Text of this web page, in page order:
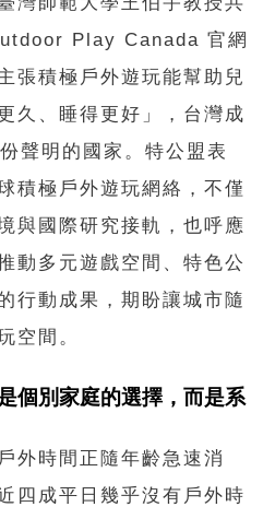
Play Canada 官網
張積極戶外遊玩能幫助兒
久、睡得更好」，台灣成
聲明的國家。特公盟表
積極戶外遊玩網絡，不僅
與國際研究接軌，也呼應
動多元遊戲空間、特色公
行動成果，期盼讓城市隨
空間。
個別家庭的選擇，而是系
外時間正隨年齡急速消
四成平日幾乎沒有戶外時